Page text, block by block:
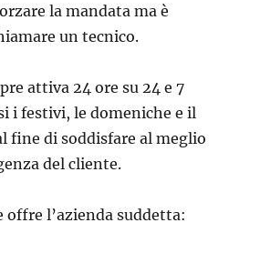
la mandata ma è
un tecnico.
attiva 24 ore su 24 e 7
i festivi, le domeniche e il
fine di soddisfare al meglio
del cliente.
offre l’azienda suddetta: